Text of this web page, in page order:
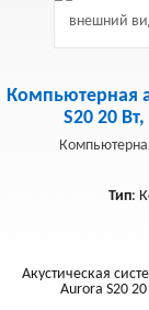
внешний
Компьютерная
S20 20
Тип:
Акустическая
Aurora S20